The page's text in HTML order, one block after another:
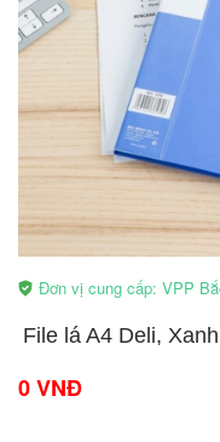
Đơn vị cung cấp: VPP
​File lá A4 Deli,
0 VNĐ